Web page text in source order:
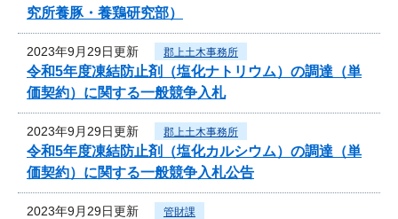
究所養豚・養鶏研究部）
2023年9月29日更新 郡上土木事務所
令和5年度凍結防止剤（塩化ナトリウム）の調達（単
価契約）に関する一般競争入札
2023年9月29日更新 郡上土木事務所
令和5年度凍結防止剤（塩化カルシウム）の調達（単
価契約）に関する一般競争入札公告
2023年9月29日更新 管財課